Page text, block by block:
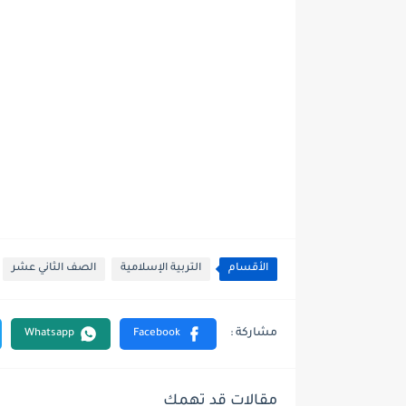
الأقسام التربية الإسلامية الصف الثاني عشر
مقالات قد تهمك